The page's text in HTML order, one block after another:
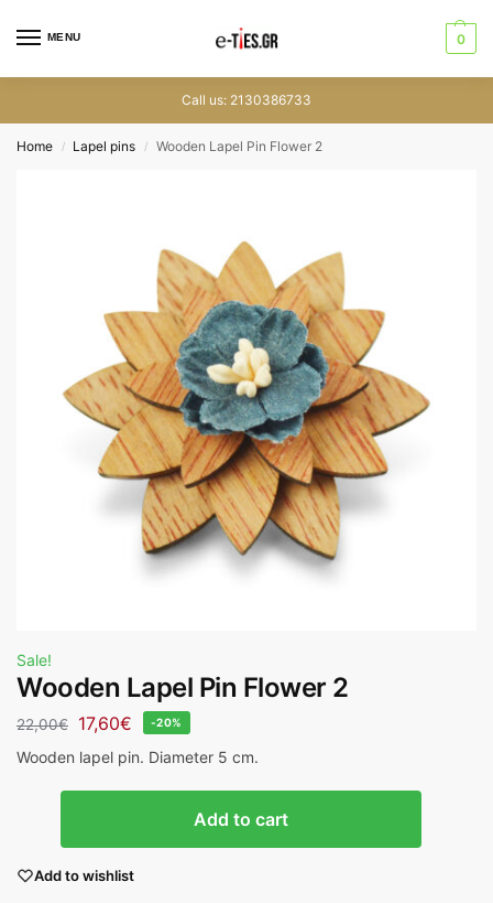
MENU 0
Call us: 2130386733
Home / Lapel pins / Wooden Lapel Pin Flower 2
Sale!
Wooden Lapel Pin Flower 2
22,00€ 17,60€ -20%
Wooden lapel pin. Diameter 5 cm.
Add to cart
Add to wishlist